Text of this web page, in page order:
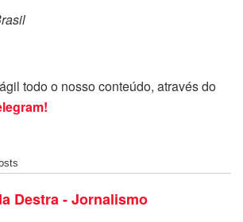
todo o nosso conteúdo, através do
Destra - Jornalismo